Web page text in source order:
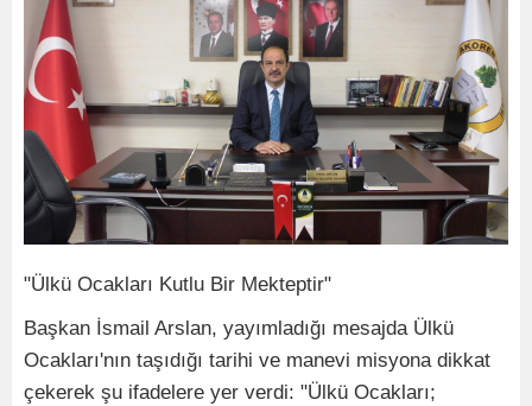
"Ülkü Ocakları Kutlu Bir Mekteptir"
Başkan İsmail Arslan, yayımladığı mesajda Ülkü
Ocakları'nın taşıdığı tarihi ve manevi misyona dikkat
çekerek şu ifadelere yer verdi: "Ülkü Ocakları;